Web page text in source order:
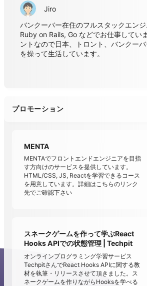
Jiro
バンクーバー在住のフルスタックエン
Ruby on Rails, Go などでお仕事してい
ントなので日本、トロント、バンクー
を操って生活しています。
プロモーション
MENTA
MENTAでフロントエンドエンジニアを目指
す方向けのサービスを提供しています。
HTML/CSS, JS, Reactを学習できるコース
を用意しています。詳細はこちらのリンク
先でご確認下さい
スネークゲームを作って学ぶReact
Hooks APIでの状態管理 | Techpit
オンラインプログラミング学習サービス
TechpitさんでReact Hooks APIに関する教
材を執筆・リリースさせて頂きました。ス
ネークゲームを作りながらHooksを学べる